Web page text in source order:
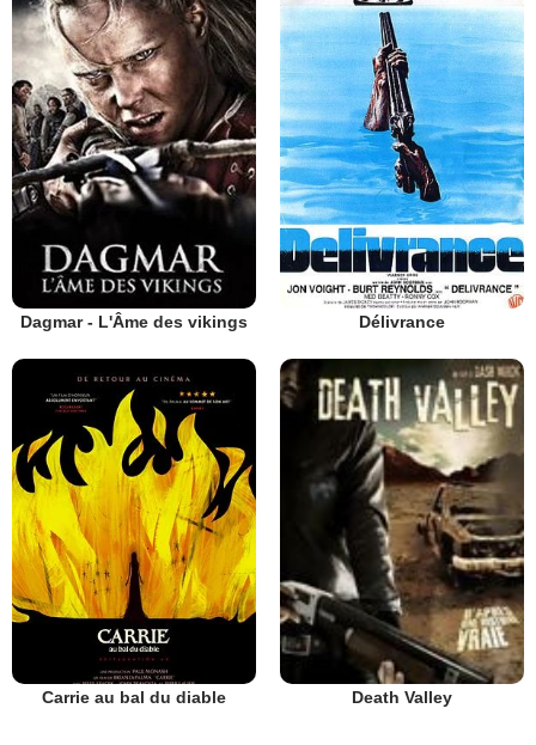
Dagmar - L'Âme des vikings Délivrance
Carrie au bal du diable Death Valley